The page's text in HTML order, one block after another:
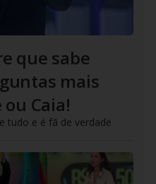
que sabe
mais
Caia!
tudo e é fã de verdade